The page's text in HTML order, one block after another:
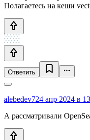
Полагаетесь на кеши
Ответить
alebedev724 апр 2024 в
А рассматривали